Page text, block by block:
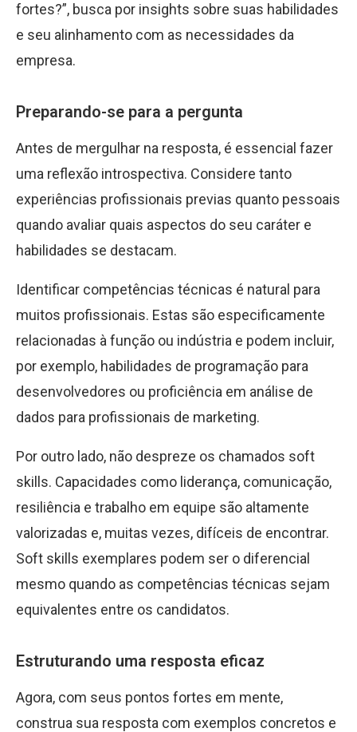
fortes?”, busca por insights sobre suas habilidades
e seu alinhamento com as necessidades da
empresa.
Preparando-se para a pergunta
Antes de mergulhar na resposta, é essencial fazer
uma reflexão introspectiva. Considere tanto
experiências profissionais previas quanto pessoais
quando avaliar quais aspectos do seu caráter e
habilidades se destacam.
Identificar competências técnicas é natural para
muitos profissionais. Estas são especificamente
relacionadas à função ou indústria e podem incluir,
por exemplo, habilidades de programação para
desenvolvedores ou proficiência em análise de
dados para profissionais de marketing.
Por outro lado, não despreze os chamados soft
skills. Capacidades como liderança, comunicação,
resiliência e trabalho em equipe são altamente
valorizadas e, muitas vezes, difíceis de encontrar.
Soft skills exemplares podem ser o diferencial
mesmo quando as competências técnicas sejam
equivalentes entre os candidatos.
Estruturando uma resposta eficaz
Agora, com seus pontos fortes em mente,
construa sua resposta com exemplos concretos e